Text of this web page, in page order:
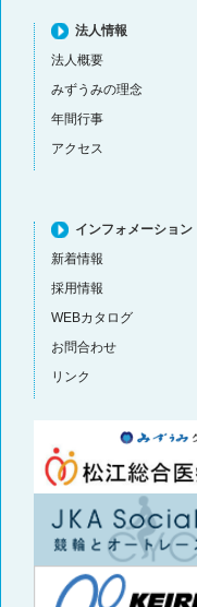
法人情報
法人概要
みずうみの理念
年間行事
アクセス
インフォメーション
新着情報
採用情報
WEBカタログ
お問合わせ
リンク